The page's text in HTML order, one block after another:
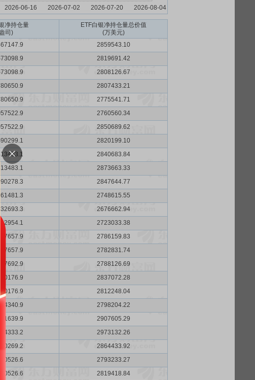
净持仓量
司)
ETF白银净持仓量总价值
(万美元)
2859543.10
2819691.42
2808126.67
2807433.21
2775541.71
2760560.34
2850689.62
2820199.10
2840683.84
2873663.33
2847644.77
2748615.55
2676662.94
2723033.38
2786159.83
2782831.74
2788126.69
2837072.28
2812248.04
2798204.22
2907605.29
2973132.26
2864433.92
2793233.27
2819418.84